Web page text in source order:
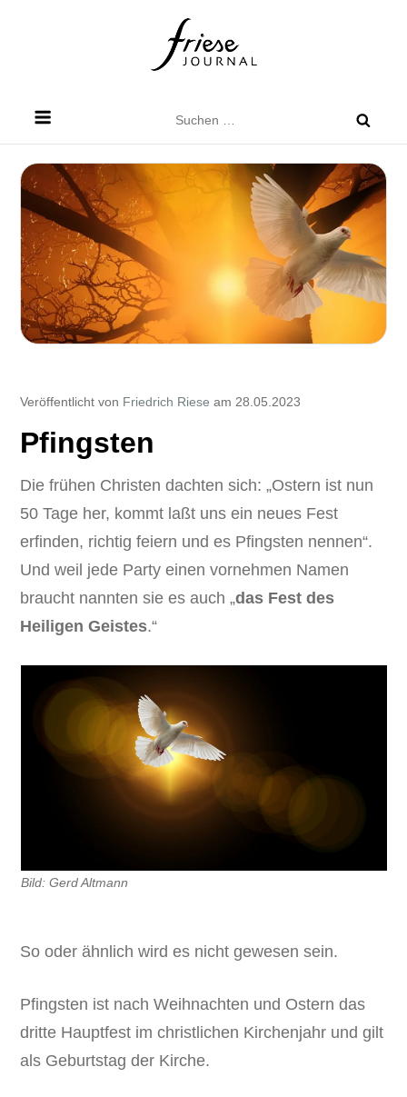
nach:
Veröffentlicht von Friedrich Riese am 28.05.2023
Pfingsten
Die frühen Christen dachten sich: „Ostern ist nun
50 Tage her, kommt laßt uns ein neues Fest
erfinden, richtig feiern und es Pfingsten nennen“.
Und weil jede Party einen vornehmen Namen
braucht nannten sie es auch „das Fest des
Heiligen Geistes.“
Bild: Gerd Altmann
So oder ähnlich wird es nicht gewesen sein.
Pfingsten ist nach Weihnachten und Ostern das
dritte Hauptfest im christlichen Kirchenjahr und gilt
als Geburtstag der Kirche.